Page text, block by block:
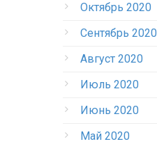
Октябрь 2020
Сентябрь 2020
Август 2020
Июль 2020
Июнь 2020
Май 2020